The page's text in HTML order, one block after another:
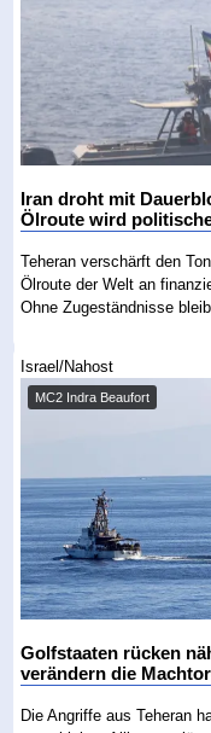
Iran droht mit
Ölroute wird
Teheran verschärft den
Ölroute der Welt an
Ohne Zugeständnisse
Israel/Nahost
MC2 Indra Beaufort
Golfstaaten rücken
verändern die
Die Angriffe aus Teheran